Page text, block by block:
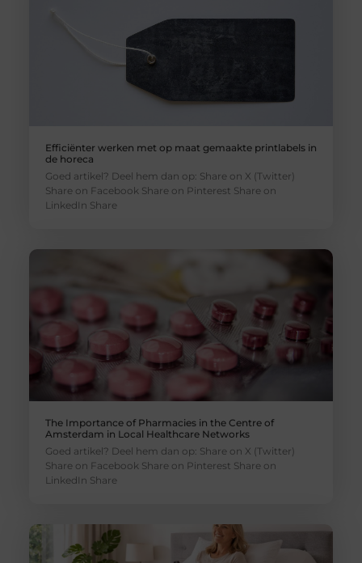
Efficiënter werken met op maat gemaakte printlabels in
de horeca
Goed artikel? Deel hem dan op: Share on X (Twitter)
Share on Facebook Share on Pinterest Share on
LinkedIn Share
The Importance of Pharmacies in the Centre of
Amsterdam in Local Healthcare Networks
Goed artikel? Deel hem dan op: Share on X (Twitter)
Share on Facebook Share on Pinterest Share on
LinkedIn Share